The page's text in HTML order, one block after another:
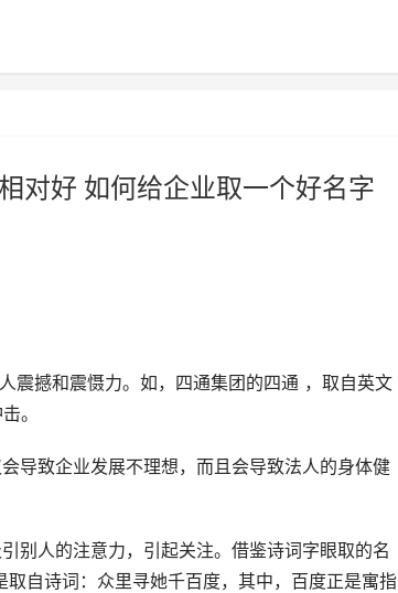
对好 如何给企业取一个好名字
震撼和震慑力。如，四通集团的四通 ，取自英文
。
导致企业发展不理想，而且会导致法人的身体健
别人的注意力，引起关注。借鉴诗词字眼取的名
自诗词：众里寻她千百度，其中，百度正是寓指